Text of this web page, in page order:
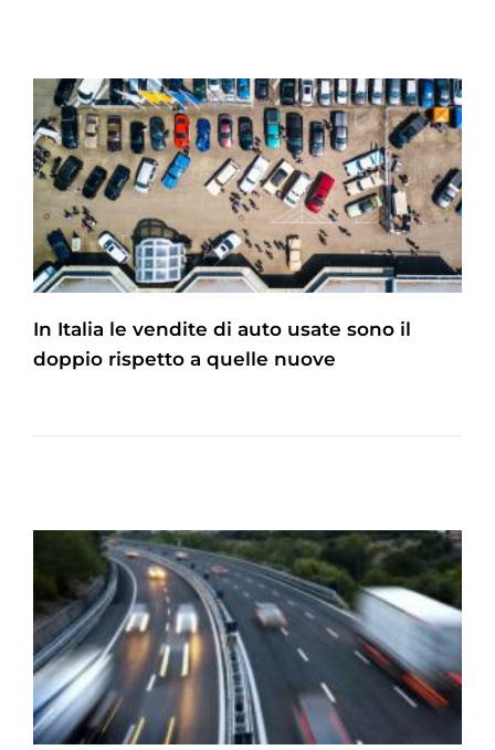
In Italia le vendite di auto usate sono il
doppio rispetto a quelle nuove